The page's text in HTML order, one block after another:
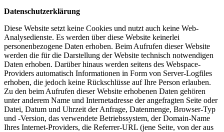
Datenschutzerklärung
Diese Website setzt keine Cookies und nutzt auch keine Web-
Analysedienste. Es werden über diese Website keinerlei
personenbezogene Daten erhoben. Beim Aufrufen dieser Website
werden die für die Darstellung der Website technisch notwendigen
Daten erhoben. Darüber hinaus werden seitens des Webspace-
Providers automatisch Informationen in Form von Server-Logfiles
erhoben, die jedoch keine Rückschlüsse auf Ihre Person erlauben.
Zu den beim Aufrufen dieser Website erhobenen Daten gehören
unter anderem Name und Internetadresse der angefragten Seite oder
Datei, Datum und Uhrzeit der Anfrage, Datenmenge, Browser-Typ
und -Version, das verwendete Betriebssystem, der Domain-Name
Ihres Internet-Providers, die Referrer-URL (jene Seite, von der aus